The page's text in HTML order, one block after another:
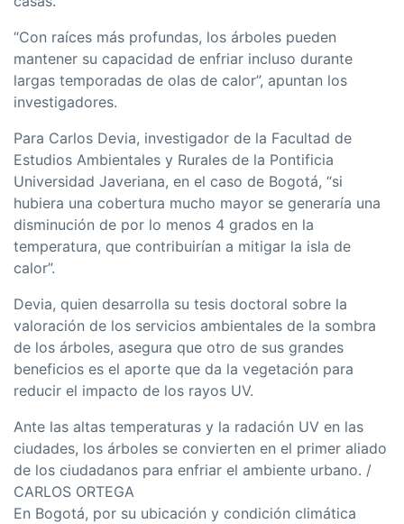
“Con raíces más profundas, los árboles pueden
mantener su capacidad de enfriar incluso durante
largas temporadas de olas de calor”, apuntan los
investigadores.
Para Carlos Devia, investigador de la Facultad de
Estudios Ambientales y Rurales de la Pontificia
Universidad Javeriana, en el caso de Bogotá, “si
hubiera una cobertura mucho mayor se generaría una
disminución de por lo menos 4 grados en la
temperatura, que contribuirían a mitigar la isla de
calor”.
Devia, quien desarrolla su tesis doctoral sobre la
valoración de los servicios ambientales de la sombra
de los árboles, asegura que otro de sus grandes
beneficios es el aporte que da la vegetación para
reducir el impacto de los rayos UV.
Ante las altas temperaturas y la radación UV en las
ciudades, los árboles se convierten en el primer aliado
de los ciudadanos para enfriar el ambiente urbano. /
CARLOS ORTEGA
En Bogotá, por su ubicación y condición climática